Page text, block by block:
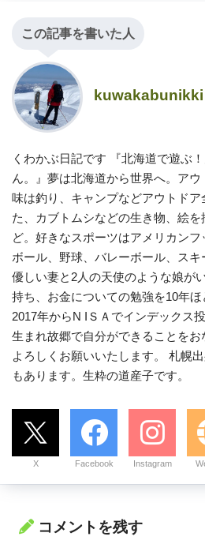
この記事を書いた人
kuwakabunikki
くわかぶ日記です 『北海道で遊ぶ
ん。』夢は北海道から世界へ。ア
味は釣り、キャンプなどアウトド
た、カブトムシなどの生き物、絵
ど。好きなスポーツはアメリカン
ボール、野球、バレーボール、ス
優しい妻と2人の天使のような娘が
持ち、お金についての勉強を10年
2017年からN IＳＡでインデックス
生まれ故郷で自分ができることをお
よろしくお願いいたします。 札幌
もあります。生粋の道産子です。
X Facebook Instagram
コメントを残す